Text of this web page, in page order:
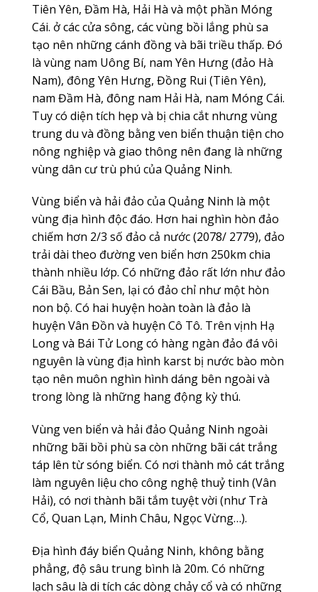
Tiên Yên, Đầm Hà, Hải Hà và một phần Móng
Cái. ở các cửa sông, các vùng bồi lắng phù sa
tạo nên những cánh đồng và bãi triều thấp. Đó
là vùng nam Uông Bí, nam Yên Hưng (đảo Hà
Nam), đông Yên Hưng, Đồng Rui (Tiên Yên),
nam Đầm Hà, đông nam Hải Hà, nam Móng Cái.
Tuy có diện tích hẹp và bị chia cắt nhưng vùng
trung du và đồng bằng ven biển thuận tiện cho
nông nghiệp và giao thông nên đang là những
vùng dân cư trù phú của Quảng Ninh.
Vùng biển và hải đảo của Quảng Ninh là một
vùng địa hình độc đáo. Hơn hai nghìn hòn đảo
chiếm hơn 2/3 số đảo cả nước (2078/ 2779), đảo
trải dài theo đường ven biển hơn 250km chia
thành nhiều lớp. Có những đảo rất lớn như đảo
Cái Bầu, Bản Sen, lại có đảo chỉ như một hòn
non bộ. Có hai huyện hoàn toàn là đảo là
huyện Vân Đồn và huyện Cô Tô. Trên vịnh Hạ
Long và Bái Tử Long có hàng ngàn đảo đá vôi
nguyên là vùng địa hình karst bị nước bào mòn
tạo nên muôn nghìn hình dáng bên ngoài và
trong lòng là những hang động kỳ thú.
Vùng ven biển và hải đảo Quảng Ninh ngoài
những bãi bồi phù sa còn những bãi cát trắng
táp lên từ sóng biển. Có nơi thành mỏ cát trắng
làm nguyên liệu cho công nghệ thuỷ tinh (Vân
Hải), có nơi thành bãi tắm tuyệt vời (như Trà
Cổ, Quan Lạn, Minh Châu, Ngọc Vừng…).
Địa hình đáy biển Quảng Ninh, không bằng
phẳng, độ sâu trung bình là 20m. Có những
lạch sâu là di tích các dòng chảy cổ và có những